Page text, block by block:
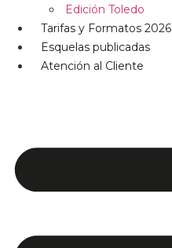
Edición Toledo
Tarifas y Formatos 2026
Esquelas publicadas
Atención al Cliente